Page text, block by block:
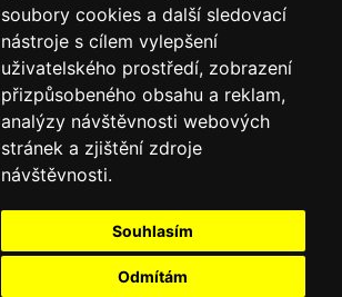
soubory cookies a další sledovací
nástroje s cílem vylepšení
uživatelského prostředí, zobrazení
přizpůsobeného obsahu a reklam,
analýzy návštěvnosti webových
stránek a zjištění zdroje
návštěvnosti.
Souhlasím
Odmítám